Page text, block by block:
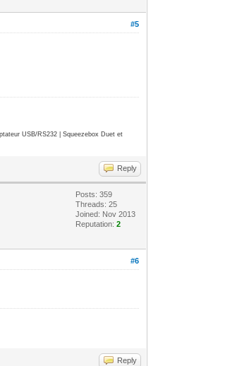
#5
USB/RS232 | Squeezebox Duet et
Reply
Posts: 359
Threads: 25
Joined: Nov 2013
Reputation:2
#6
Reply